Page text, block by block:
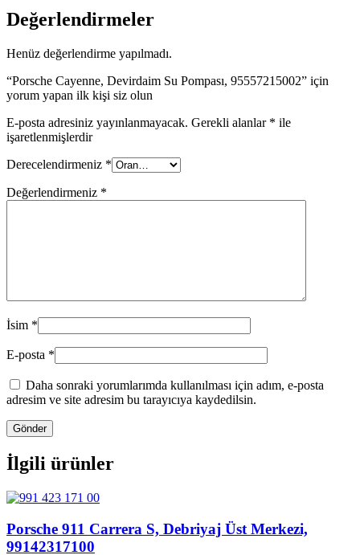
Değerlendirmeler
Henüz değerlendirme yapılmadı.
“Porsche Cayenne, Devirdaim Su Pompası, 95557215002” için
yorum yapan ilk kişi siz olun
E-posta adresiniz yayınlanmayacak. Gerekli alanlar * ile
işaretlenmişlerdir
Derecelendirmeniz *
Değerlendirmeniz *
İsim *
E-posta *
Daha sonraki yorumlarımda kullanılması için adım, e-posta
adresim ve site adresim bu tarayıcıya kaydedilsin.
İlgili ürünler
Porsche 911 Carrera S, Debriyaj Üst Merkezi,
99142317100